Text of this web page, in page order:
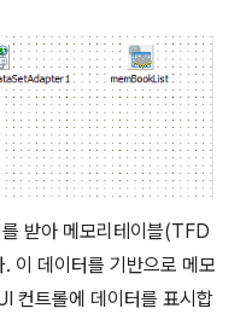
받아 메모리테이블(TFD
이 데이터를 기반으로 메모
컨트롤에 데이터를 표시합